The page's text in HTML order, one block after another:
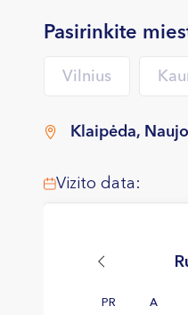
Pasirinkite
Vilnius
Klaipėda,